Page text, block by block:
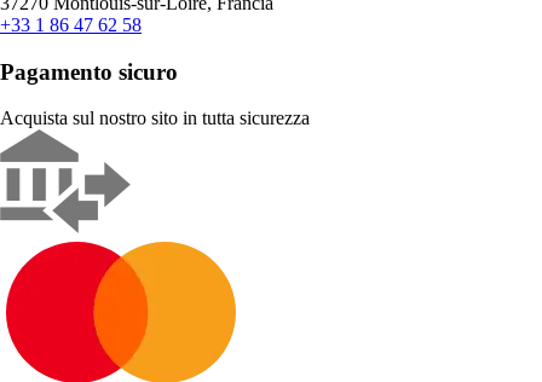
+33 1 86 47 62 58
Pagamento sicuro
Acquista sul nostro sito in tutta sicurezza